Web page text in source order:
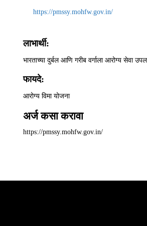
https://pmssy.mohfw.gov.in/
लाभार्थी:
भारताच्या दुर्बल आणि गरीब वर्गाला आरोग्य सेवा
फायदे:
आरोग्य विमा योजना
अर्ज कसा करावा
https://pmssy.mohfw.gov.in/